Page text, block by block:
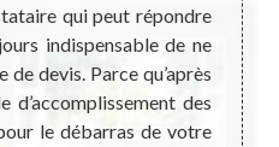
qui peut répondre
indispensable de ne
devis. Parce qu’après
d’accomplissement des
le débarras de votre
la